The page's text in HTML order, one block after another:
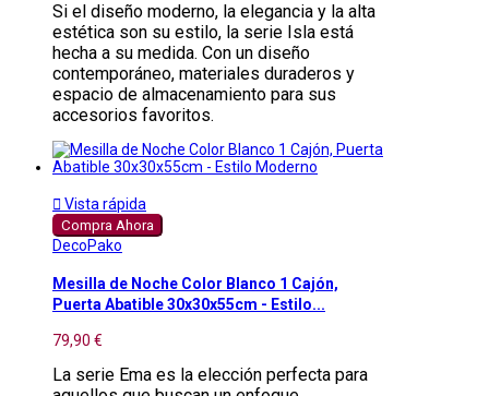
Si el diseño moderno, la elegancia y la alta
estética son su estilo, la serie Isla está
hecha a su medida. Con un diseño
contemporáneo, materiales duraderos y
espacio de almacenamiento para sus
accesorios favoritos.
 Vista rápida
Compra Ahora
DecoPako
Mesilla de Noche Color Blanco 1 Cajón,
Puerta Abatible 30x30x55cm - Estilo...
79,90 €
La serie Ema es la elección perfecta para